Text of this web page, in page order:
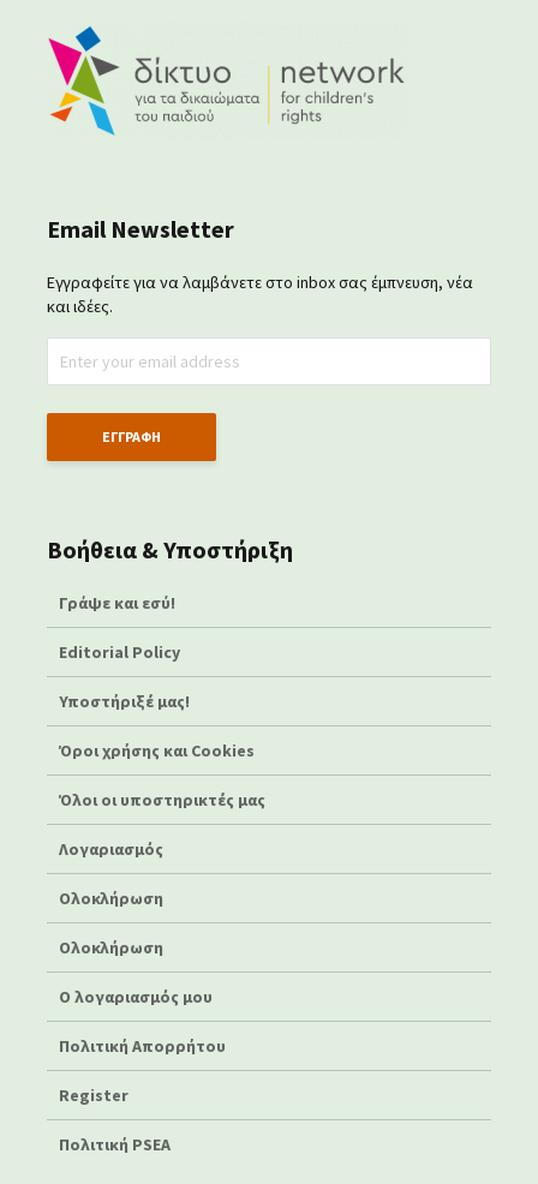
Email Newsletter
Εγγραφείτε για να λαμβάνετε στο inbox σας έμπνευση, νέα
και ιδέες.
Βοήθεια & Υποστήριξη
Γράψε και εσύ!
Editorial Policy
Υποστήριξέ μας!
Όροι χρήσης και Cookies
Όλοι οι υποστηρικτές μας
Λογαριασμός
Ολοκλήρωση
Ολοκλήρωση
Ο λογαριασμός μου
Πολιτική Απορρήτου
Register
Πολιτική PSEA